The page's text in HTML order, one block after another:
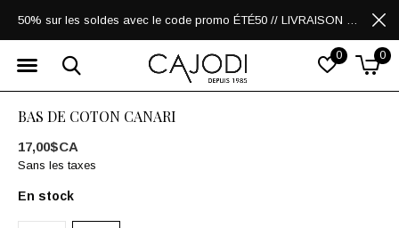
0 0
50% sur les soldes avec le code promo ÉTÉ50 // LIVRAISON GRATUITE POUR LES ACHATS DE 250$ ET PLUS
BAS DE COTON CANARI
17,00$CA
Sans les taxes
En stock